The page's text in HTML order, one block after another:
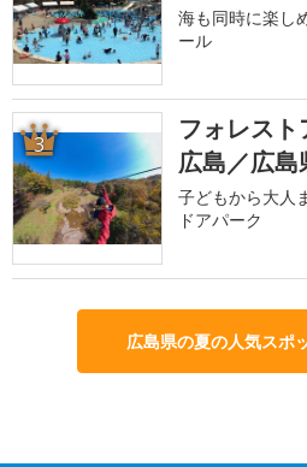
海も同時に楽し
ール
3
フォレスト
広島／広島
子どもから大人
ドアパーク
広島県の夏の人気スポ